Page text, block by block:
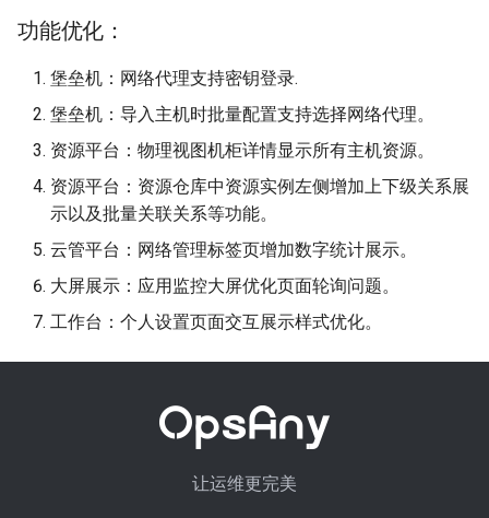
功能优化：
堡垒机：网络代理支持密钥登录.
堡垒机：导入主机时批量配置支持选择网络代理。
资源平台：物理视图机柜详情显示所有主机资源。
资源平台：资源仓库中资源实例左侧增加上下级关系展
示以及批量关联关系等功能。
云管平台：网络管理标签页增加数字统计展示。
大屏展示：应用监控大屏优化页面轮询问题。
工作台：个人设置页面交互展示样式优化。
让运维更完美